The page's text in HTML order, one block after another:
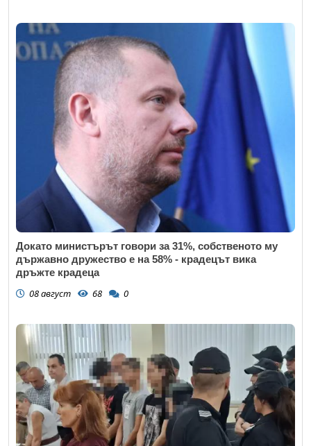
Докато министърът говори за 31%, собственото му
държавно дружество е на 58% - крадецът вика
дръжте крадеца
08 август 68 0